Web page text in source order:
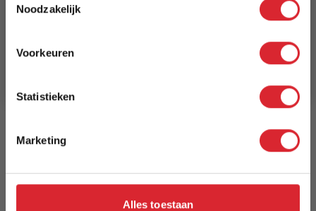
Noodzakelijk
Voorkeuren
Statistieken
Marketing
Alles toestaan
390 cm
Breedte